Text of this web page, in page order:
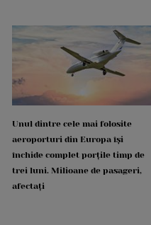
Unul dintre cele mai folosite
aeroporturi din Europa își
închide complet porțile timp de
trei luni. Milioane de pasageri,
afectați